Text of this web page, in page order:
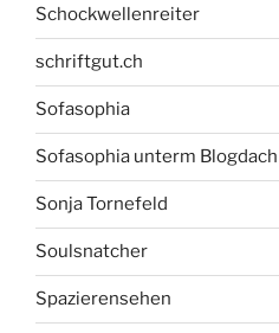
Schockwellenreiter
schriftgut.ch
Sofasophia
Sofasophia unterm Blogdach
Sonja Tornefeld
Soulsnatcher
Spazierensehen